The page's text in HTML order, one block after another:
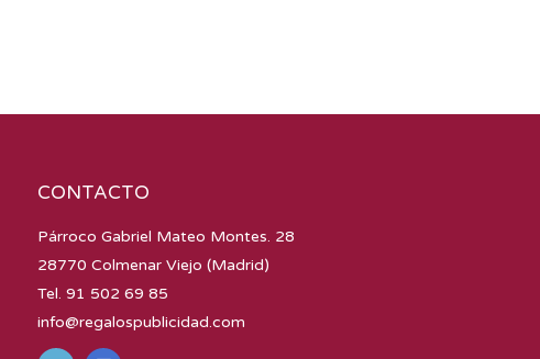
CONTACTO
Párroco Gabriel Mateo Montes. 28
28770 Colmenar Viejo (Madrid)
Tel. 91 502 69 85
info@regalospublicidad.com